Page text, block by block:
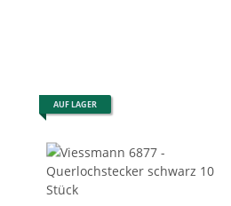
AUF LAGER